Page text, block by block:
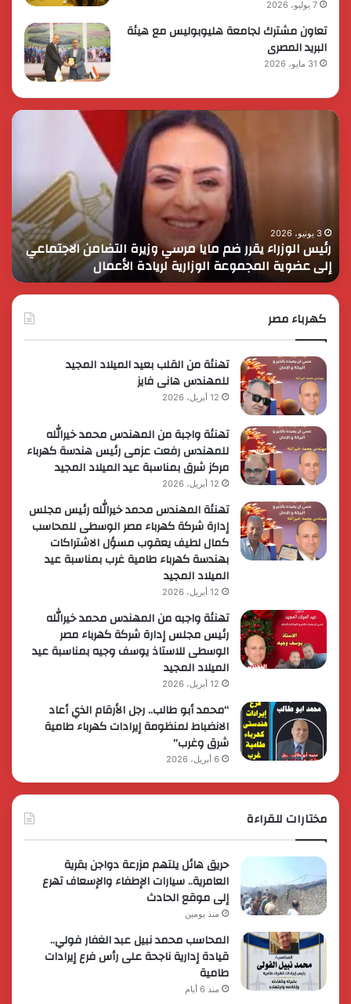
7 يوليو، 2026
تعاون مشترك لجامعة هليوبوليس مع هيئة
البريد المصرى
31 مايو، 2026
رئيس
التضامن
الاجتماعي
إلى
عضوية
المجموعة
الوزارية
3 يونيو، 2026
رئيس الوزراء يقرر ضم مايا مرسي وزيرة التضامن الاجتماعي
إلى عضوية المجموعة الوزارية لريادة الأعمال
في
كهرباء مصر
تهنئة من القلب بعيد الميلاد المجيد
للمهندس هانى فايز
12 أبريل، 2026
تهنئة واجبة من المهندس محمد خيرالله
للمهندس رفعت عزمى رئيس هندسة كهرباء
مركز شرق بمناسبة عيد الميلاد المجيد
12 أبريل، 2026
تهنئة المهندس محمد خيرالله رئيس مجلس
إدارة شركة كهرباء مصر الوسطى للمحاسب
كمال لطيف يعقوب مسؤل الاشتراكات
بهندسة كهرباء طامية غرب بمناسبة عيد
الميلاد المجيد
12 أبريل، 2026
تهنئة واجبه من المهندس محمد خيرالله
رئيس مجلس إدارة شركة كهرباء مصر
الوسطى للاستاذ يوسف وجيه بمناسبة عيد
الميلاد المجيد
12 أبريل، 2026
“محمد أبو طالب.. رجل الأرقام الذي أعاد
الانضباط لمنظومة إيرادات كهرباء طامية
شرق وغرب”
6 أبريل، 2026
مختارات للقراءة
حريق هائل يلتهم مزرعة دواجن بقرية
العامرية.. سيارات الإطفاء والإسعاف تهرع
إلى موقع الحادث
منذ يومين
المحاسب محمد نبيل عبد الغفار فولي..
قيادة إدارية ناجحة على رأس فرع إيرادات
طامية
منذ 6 أيام